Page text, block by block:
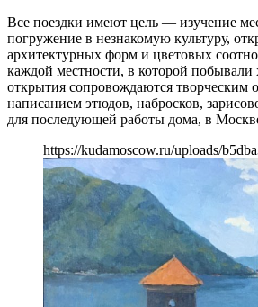
Все поездки имеют цель — изучение
погружение в незнакомую культуру,
архитектурных форм и цветовых
каждой местности, в которой
открытия сопровождаются творческим
написанием этюдов, набросков,
для последующей работы дома, в
https://kudamoscow.ru/uploads/